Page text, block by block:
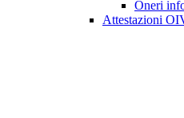
Oneri
Attestazioni